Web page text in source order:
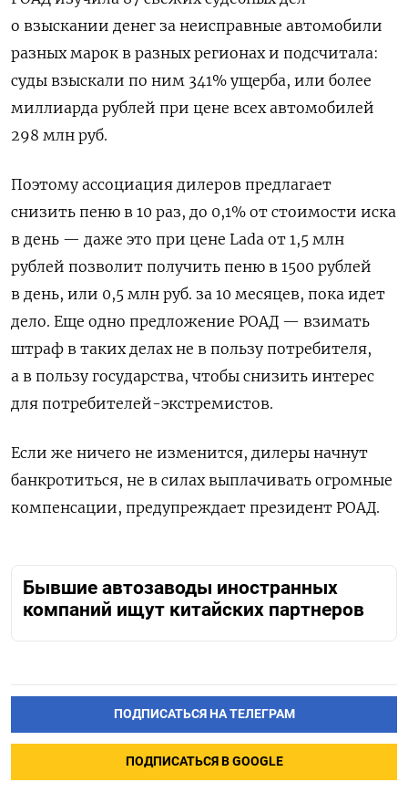
о взыскании денег за неисправные автомобили
разных марок в разных регионах и подсчитала:
суды взыскали по ним 341% ущерба, или более
миллиарда рублей при цене всех автомобилей
298 млн руб.
Поэтому ассоциация дилеров предлагает
снизить пеню в 10 раз, до 0,1% от стоимости иска
в день — даже это при цене Lada от 1,5 млн
рублей позволит получить пеню в 1500 рублей
в день, или 0,5 млн руб. за 10 месяцев, пока идет
дело. Еще одно предложение РОАД — взимать
штраф в таких делах не в пользу потребителя,
а в пользу государства, чтобы снизить интерес
для потребителей-экстремистов.
Если же ничего не изменится, дилеры начнут
банкротиться, не в силах выплачивать огромные
компенсации, предупреждает президент РОАД.
Бывшие автозаводы иностранных
компаний ищут китайских партнеров
ПОДПИСАТЬСЯ НА ТЕЛЕГРАМ
ПОДПИСАТЬСЯ В GOOGLE